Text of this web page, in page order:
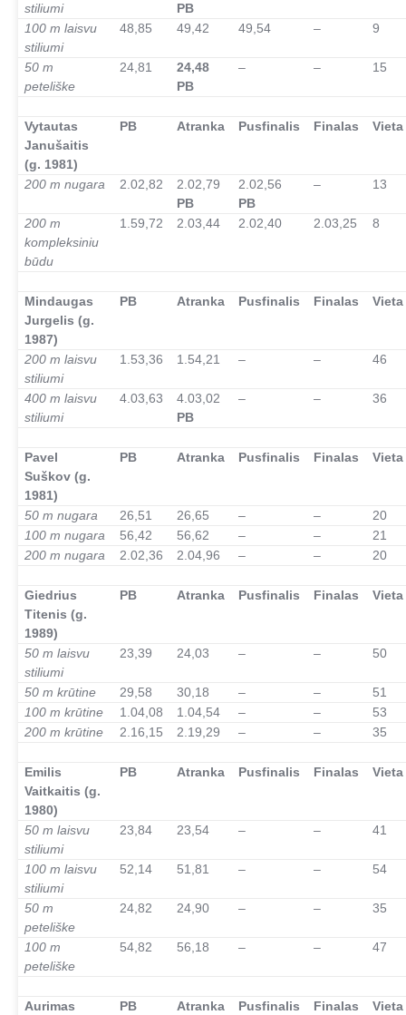
stiliumi
PB
100 m laisvu
stiliumi
48,85 49,42 49,54 – 9
50 m
peteliške
24,81
24,48
PB
– – 15
Vytautas
Janušaitis
(g. 1981)
PB Atranka Pusfinalis Finalas Vieta
200 m nugara 2.02,82
2.02,79
PB
2.02,56
PB
– 13
200 m
kompleksiniu
būdu
1.59,72 2.03,44 2.02,40 2.03,25 8
Mindaugas
Jurgelis (g.
1987)
PB Atranka Pusfinalis Finalas Vieta
200 m laisvu
stiliumi
1.53,36 1.54,21 – – 46
400 m laisvu
stiliumi
4.03,63
4.03,02
PB
– – 36
Pavel
Suškov (g.
1981)
PB Atranka Pusfinalis Finalas Vieta
50 m nugara 26,51 26,65 – –
20
100 m nugara
56,42 56,62 – –
21
200 m nugara
2.02,36 2.04,96 – –
20
Giedrius
Titenis (g.
1989)
PB Atranka Pusfinalis Finalas Vieta
50 m laisvu
stiliumi
23,39 24,03 – – 50
50 m krūtine 29,58 30,18 – –
51
100 m krūtine
1.04,08 1.04,54 – –
53
200 m krūtine
2.16,15 2.19,29 – –
35
Emilis
Vaitkaitis (g.
1980)
PB Atranka Pusfinalis Finalas Vieta
50 m laisvu
stiliumi
23,84 23,54 – – 41
100 m laisvu
stiliumi
52,14 51,81 – – 54
50 m
peteliške
24,82 24,90 – – 35
100 m
peteliške
54,82 56,18 – – 47
Aurimas
PB Atranka Pusfinalis Finalas Vieta